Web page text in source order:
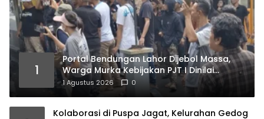
1
Portal Bendungan Lahor Dijebol Massa,
Warga Murka Kebijakan PJT I Dinilai
Matikan Ekonomi Rakyat
1 Agustus 2026 0
Kolaborasi di Puspa Jagat, Kelurahan Gedog